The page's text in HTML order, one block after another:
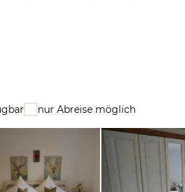
nur Abreise möglich